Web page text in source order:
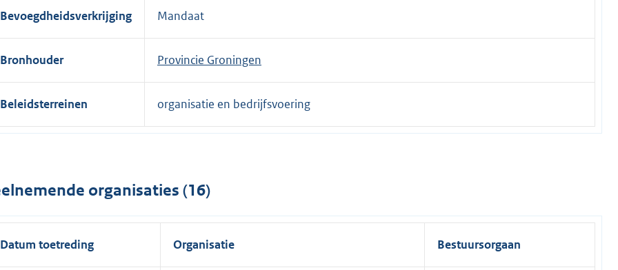
Bevoegdheidsverkrijging Mandaat
Bronhouder Provincie Groningen
Beleidsterreinen organisatie en bedrijfsvoering
organisaties (16)
Datum toetreding Organisatie Bestuursorgaan